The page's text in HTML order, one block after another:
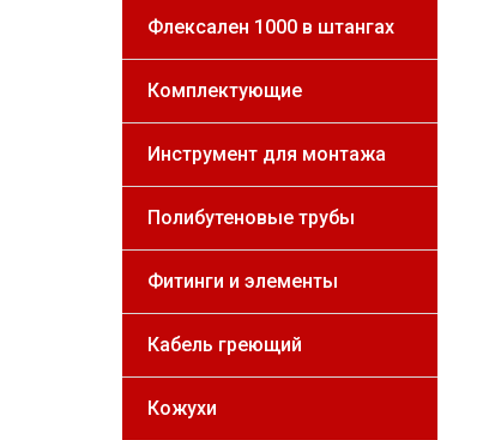
Флексален 1000 в штангах
Комплектующие
Инструмент для монтажа
Полибутеновые трубы
Фитинги и элементы
Кабель греющий
Кожухи